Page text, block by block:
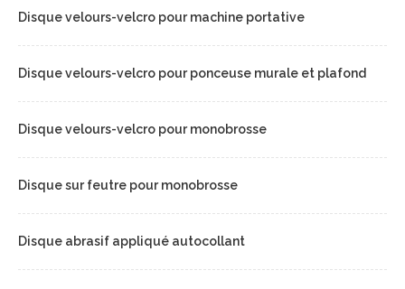
Disque velours-velcro pour machine portative
Disque velours-velcro pour ponceuse murale et plafond
Disque velours-velcro pour monobrosse
Disque sur feutre pour monobrosse
Disque abrasif appliqué autocollant